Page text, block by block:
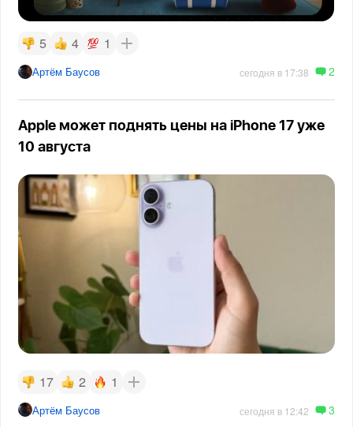
5 4 1
Артём Баусов сегодня в 17:38 2
Apple может поднять цены на iPhone 17 уже
10 августа
17 2 1
Артём Баусов сегодня в 12:42 3